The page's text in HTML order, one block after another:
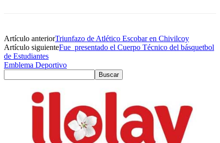
Artículo anteriorTriunfazo de Atlético Escobar en Chivilcoy
Artículo siguienteFue presentado el Cuerpo Técnico del básquetbol
de Estudiantes
Emblema Deportivo